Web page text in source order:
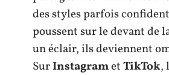
des styles parfois
poussent sur le devant de
un éclair, ils deviennent
SurInstagrametTikTok,